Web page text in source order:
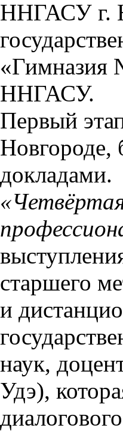
ННГАСУ г.
«Гимназия
ННГАСУ.
Первый
Новгороде,
докладами.
старшего
и
наук,
Удэ),